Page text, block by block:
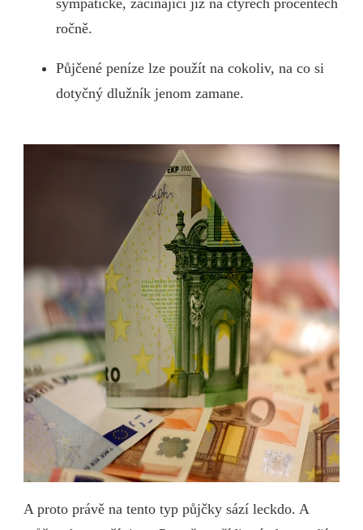
sympatické, začínající již na čtyřech procentech
ročně.
Půjčené peníze lze použít na cokoliv, na co si
dotyčný dlužník jenom zamane.
A proto právě na tento typ půjčky sází leckdo. A